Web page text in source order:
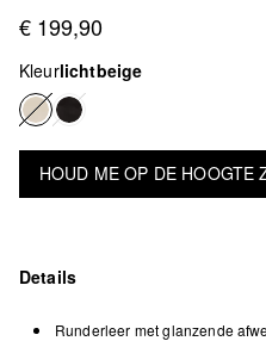
€ 199,90
Kleurlichtbeige
HOUD ME OP DE HOOGTE
Details
Runderleer met glanzende